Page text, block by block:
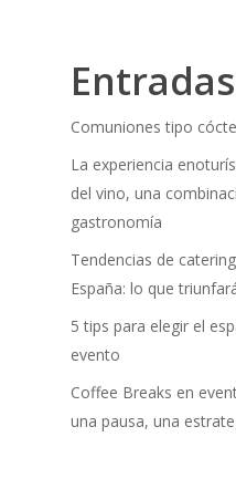
Comuniones tipo
La experiencia
del vino, una
gastronomía
Tendencias de
España: lo que
5 tips para elegir el
evento
Coffee Breaks en
una pausa, una